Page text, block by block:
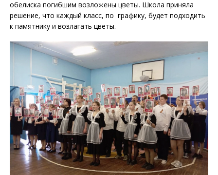
обелиска погибшим возложены цветы. Школа приняла
решение, что каждый класс, по графику, будет подходить
к памятнику и возлагать цветы.